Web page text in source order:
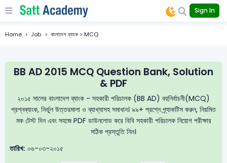
Sign In
Home Job বাংলাদেশ ব্যাংক > MCQ
BB AD 2015 MCQ Question Bank, Solution
& PDF
২০১৫ সালের বাংলাদেশ ব্যাংক - সহকারী পরিচালক (BB AD) বহুনির্বাচনী(MCQ)
প্রশ্নব্যাংক, নির্ভুল উত্তরমালা ও ব্যাখ্যাসহ সমাধান। ৯৯+ প্রশ্নে প্র্যাকটিস করুন, নিয়মিত
মক টেস্ট দিন এবং সহজে PDF ডাউনলোড করে বিবি সহকারী পরিচালক নিয়োগ পরীক্ষার
সঠিক প্রস্তুতি নিন।
তারিখ: ০৬-০৩-২০১৫